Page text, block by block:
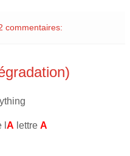
commentaires:
A lettre A